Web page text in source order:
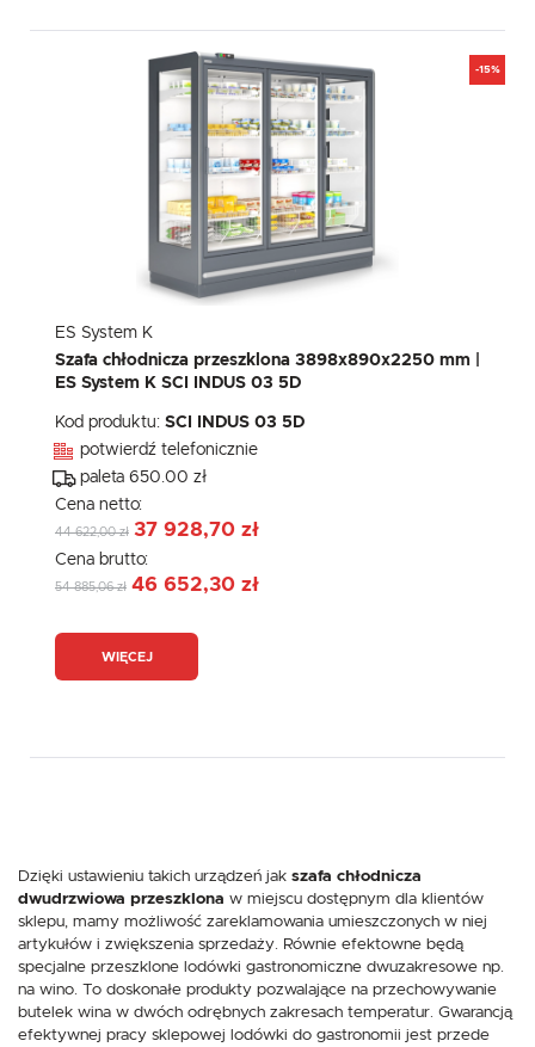
-15%
ES System K
Szafa chłodnicza przeszklona 3898x890x2250 mm |
ES System K SCI INDUS 03 5D
Kod produktu: SCI INDUS 03 5D
potwierdź telefonicznie
paleta 650.00 zł
Cena netto:
44 622,00 zł 37 928,70 zł
Cena brutto:
54 885,06 zł 46 652,30 zł
WIĘCEJ
Dzięki ustawieniu takich urządzeń jak szafa chłodnicza
dwudrzwiowa przeszklona w miejscu dostępnym dla klientów
sklepu, mamy możliwość zareklamowania umieszczonych w niej
artykułów i zwiększenia sprzedaży. Równie efektowne będą
specjalne przeszklone lodówki gastronomiczne dwuzakresowe np.
na wino. To doskonałe produkty pozwalające na przechowywanie
butelek wina w dwóch odrębnych zakresach temperatur. Gwarancją
efektywnej pracy sklepowej lodówki do gastronomii jest przede